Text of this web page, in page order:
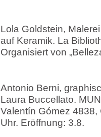
Lola Goldstein,
auf Keramik. La
Organisiert von
Antonio Berni,
Laura Buccellato.
Valentín Gómez 4838,
Uhr. Eröffnung: 3.8.